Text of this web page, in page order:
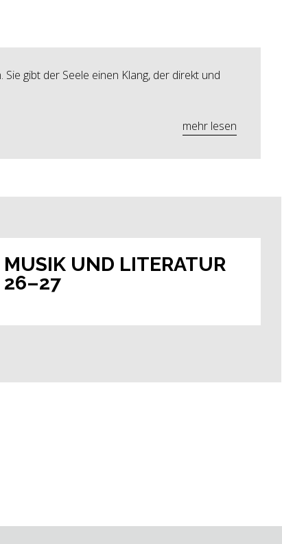
gibt der Seele einen Klang, der direkt und
mehr lesen
MUSIK UND LITERATUR
26–27